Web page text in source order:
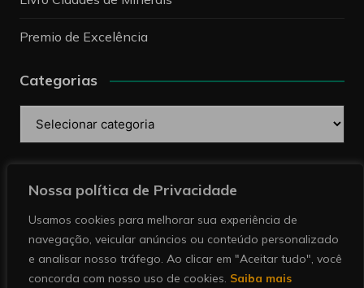
Nossa política de Privacidade
Usamos cookies para melhorar sua experiência de
navegação, veicular anúncios ou conteúdo personalizado
e analisar nosso tráfego. Ao clicar em "Aceitar tudo", você
concorda com nosso uso de cookies. Saiba mais
Premio de Excelência
Categorias